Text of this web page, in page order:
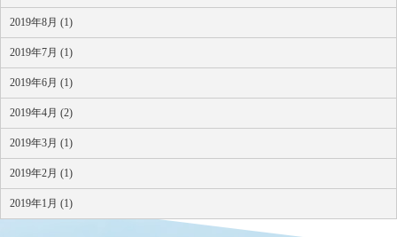
2019年8月 (1)
2019年7月 (1)
2019年6月 (1)
2019年4月 (2)
2019年3月 (1)
2019年2月 (1)
2019年1月 (1)